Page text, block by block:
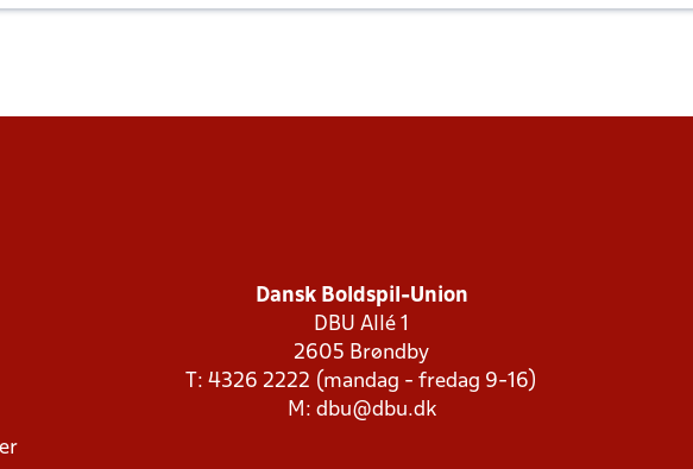
Dansk Boldspil-Union
DBU Allé 1
2605 Brøndby
T: 4326 2222 (mandag - fredag 9-16)
M: dbu@dbu.dk